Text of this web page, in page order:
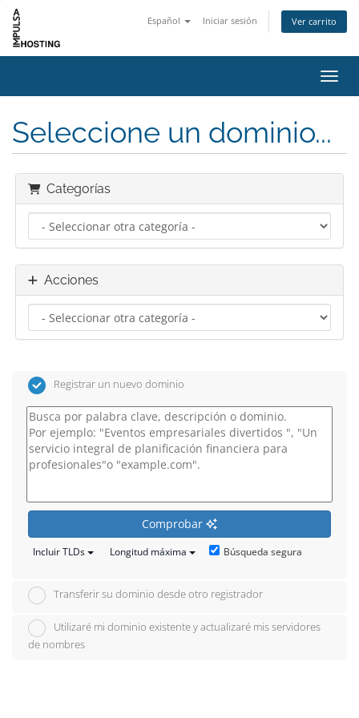
Español Iniciar sesión Ver carrito
Seleccione un dominio...
Categorías
Acciones
Registrar un nuevo dominio
Comprobar
Incluir TLDs Longitud máxima Búsqueda segura
Transferir su dominio desde otro registrador
Utilizaré mi dominio existente y actualizaré mis servidores
de nombres